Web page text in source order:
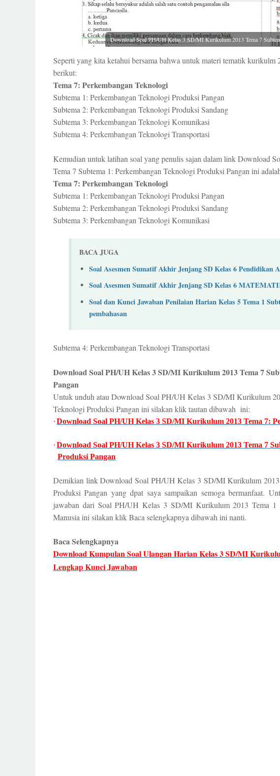
Download Soal PH/UH Kelas 3 SD/MI Kurikulum 2013 Tema 7
Seperti yang kita ketahui bersama bahwa untuk materi tematik kurikulm
berikut:
Tema 7: Perkembangan Teknologi
Subtema 1: Perkembangan Teknologi Produksi Pangan
Subtema 2: Perkembangan Teknologi Produksi Sandang
Subtema 3: Perkembangan Teknologi Komunikasi
Subtema 4: Perkembangan Teknologi Transportasi
Kemudian untuk latihan soal yang penulis sajan dalam link Download
Tema 7 Subtema 1: Perkembangan Teknologi Produksi Pangan ini
Tema 7: Perkembangan Teknologi
Subtema 1: Perkembangan Teknologi Produksi Pangan
Subtema 2: Perkembangan Teknologi Produksi Sandang
Subtema 3: Perkembangan Teknologi Komunikasi
BACA JUGA
Soal Asesmen Sumatif Akhir Jenjang SD Kelas 6 Pendidikan
Soal Asesmen Sumatif Akhir Jenjang SD Kelas 6
Soal dan Kunci Jawaban Penilaian Harian Kelas 5 Tema 1
pembahasan
Subtema 4: Perkembangan Teknologi Transportasi
Download Soal PH/UH Kelas 3 SD/MI Kurikulum 2013 Tema 7
Pangan
Untuk unduh atau Download Soal PH/UH Kelas 3 SD/MI Kurikulum
Teknologi Produksi Pangan ini silakan klik tautan dibawah ini:
·Download Soal PH/UH Kelas 3 SD/MI Kurikulum 2013 Tema 7:
·Download Soal PH/UH Kelas 3 SD/MI Kurikulum 2013 Tema 7
Produksi Pangan
Demikian link Download Soal PH/UH Kelas 3 SD/MI Kurikulum 2013
Produksi Pangan yang dpat saya sampaikan semoga bermanfaat.
jawaban dari Soal PH/UH Kelas 3 SD/MI Kurikulum 2013 Tema 1
Manusia ini silakan klik Baca selengkapnya dibawah ini nanti.
Baca Selengkapnya
Download Kumpulan Soal Ulangan Harian Kelas 3 SD/MI
Lengkap Kunci Jawaban